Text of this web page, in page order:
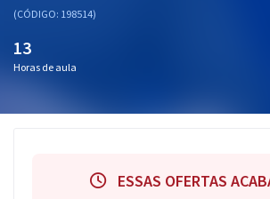
(CÓDIGO: 198514)
13
Horas de aula
ESSAS OFERTAS